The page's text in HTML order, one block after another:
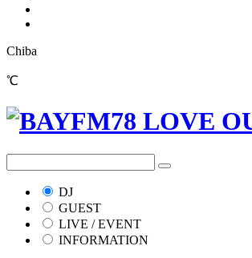
Chiba
℃
DJ
GUEST
LIVE / EVENT
INFORMATION